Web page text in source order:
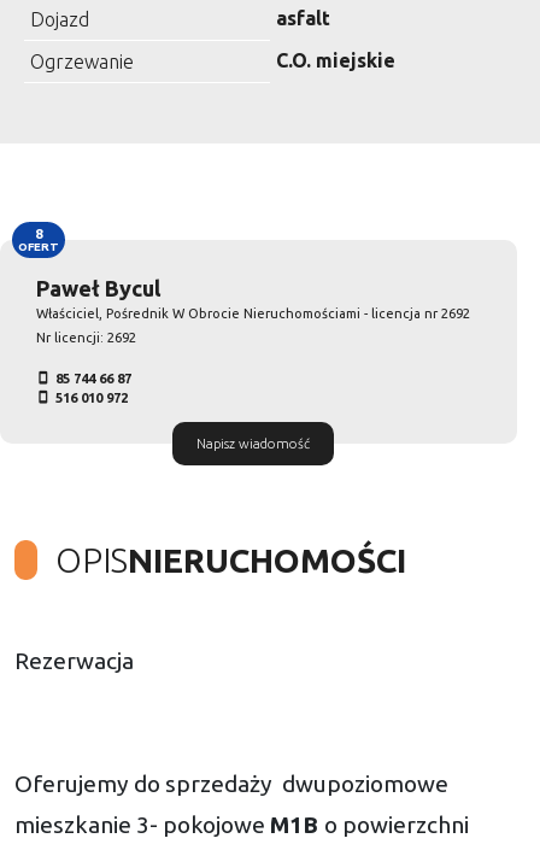
Dojazd
asfalt
Ogrzewanie
C.O. miejskie
Paweł Bycul
Właściciel, Pośrednik W Obrocie Nieruchomościami - licencja nr 2692
Nr licencji: 2692
85 744 66 87
516 010 972
Napisz wiadomość
8
OFERT
OPISNIERUCHOMOŚCI
Rezerwacja
Oferujemy do sprzedaży dwupoziomowe
mieszkanie 3- pokojowe M1B o powierzchni